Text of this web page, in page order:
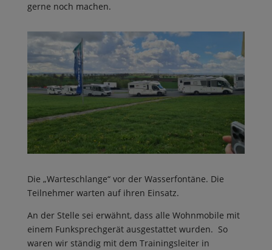
gerne noch machen.
Die „Warteschlange“ vor der Wasserfontäne. Die
Teilnehmer warten auf ihren Einsatz.
An der Stelle sei erwähnt, dass alle Wohnmobile mit
einem Funksprechgerät ausgestattet wurden. So
waren wir ständig mit dem Trainingsleiter in